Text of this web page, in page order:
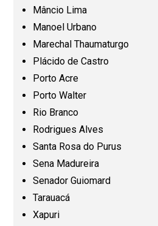
Paraíba (PB)
Paraná (PR)
Mâncio Lima
Manoel Urbano
Marechal Thaumaturgo
Plácido de Castro
Porto Acre
Porto Walter
Rio Branco
Rodrigues Alves
Santa Rosa do Purus
Sena Madureira
Senador Guiomard
Tarauacá
Xapuri